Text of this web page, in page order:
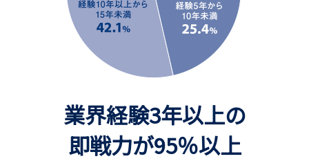
業界経験3年以上の
即戦力が95％以上